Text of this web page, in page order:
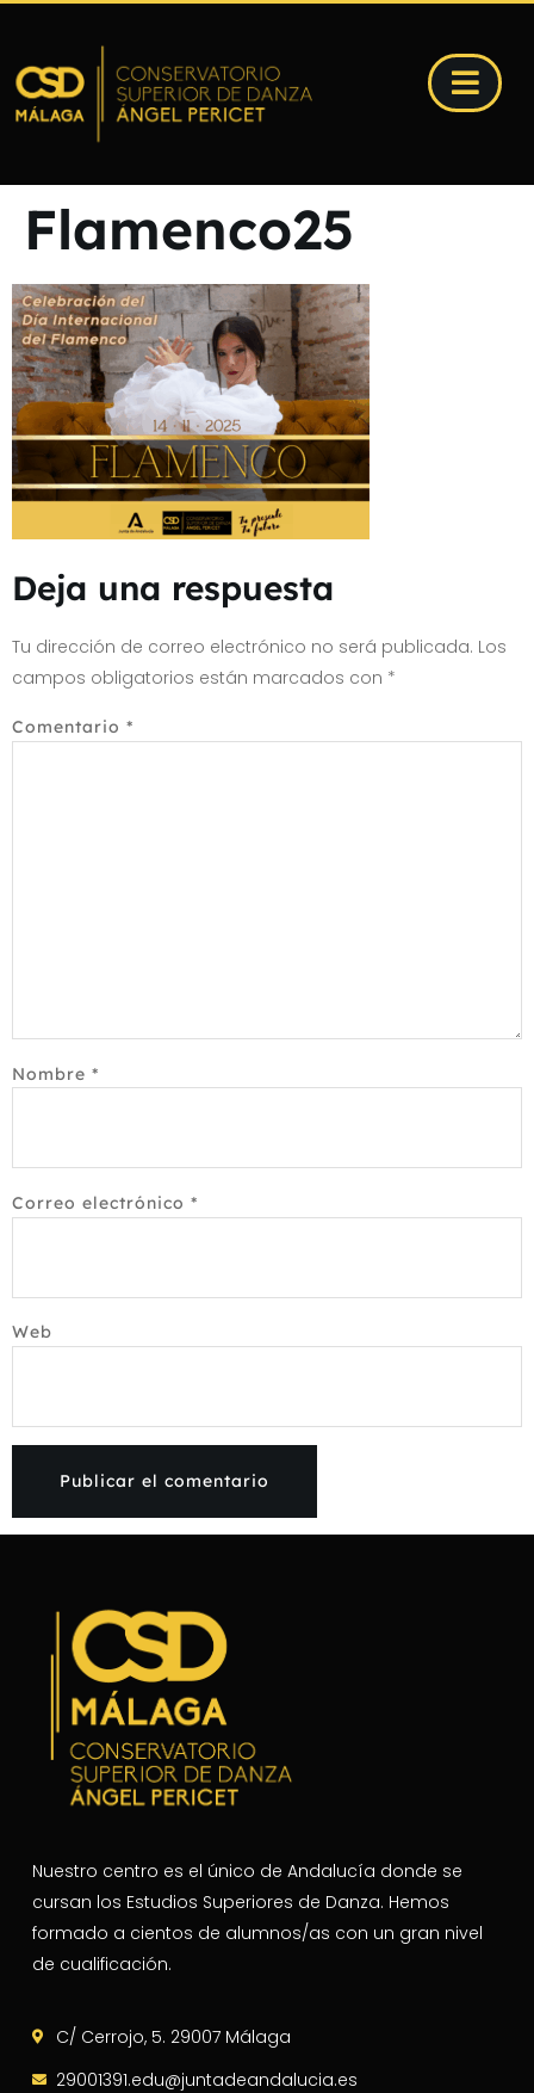
Flamenco25
Deja una respuesta
Tu dirección de correo electrónico no será publicada. Los
campos obligatorios están marcados con *
Comentario *
Nombre *
Correo electrónico *
Web
Nuestro centro es el único de Andalucía donde se
cursan los Estudios Superiores de Danza. Hemos
formado a cientos de alumnos/as con un gran nivel
de cualificación.
C/ Cerrojo, 5. 29007 Málaga
29001391.edu@juntadeandalucia.es